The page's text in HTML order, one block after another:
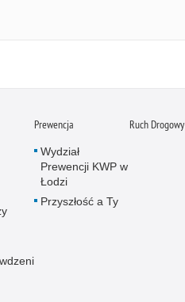
Prewencja
Wydział
Prewencji KWP w
Łodzi
Przyszłość a Ty
Ruch Drogowy